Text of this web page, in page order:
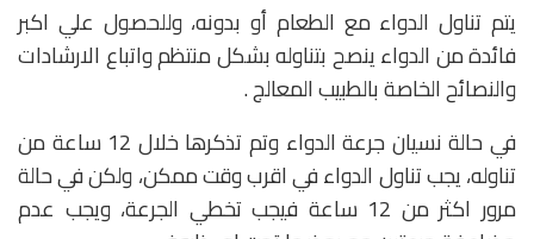
يتم تناول الدواء مع الطعام أو بدونه، وللحصول علي اكبر
فائدة من الدواء ينصح بتناوله بشكل منتظم واتباع الارشادات
والنصائح الخاصة بالطبيب المعالج .
في حالة نسيان جرعة الدواء وتم تذكرها خلال 12 ساعة من
تناوله، يجب تناول الدواء في اقرب وقت ممكن، ولكن في حالة
مرور اكثر من 12 ساعة فيجب تخطي الجرعة، ويجب عدم